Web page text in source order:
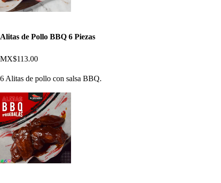
Alitas de Pollo BBQ 6 Piezas
MX$113.00
6 Alitas de pollo con salsa BBQ.